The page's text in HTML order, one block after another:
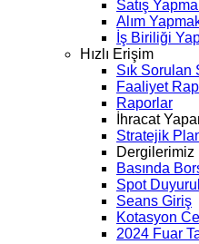
Satış
Alım
İş Biriliği
Hızlı Erişim
Sık Sorulan
Faaliyet
Raporlar
İhracat
Stratejik
Dergilerimiz
Basında
Spot
Seans Giriş
Kotasyon
2024 Fuar